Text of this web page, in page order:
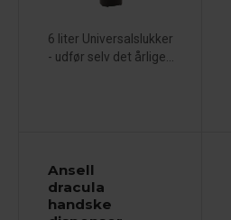
6 liter Universalslukker
- udfør selv det årlige...
Ansell
dracula
handske